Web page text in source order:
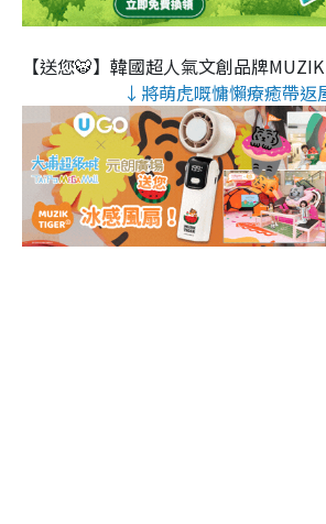
【送您🐯】韓國超人氣文創品牌
↓將萌虎嘅慵懶療癒帶返